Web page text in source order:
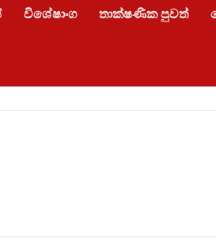
විශේෂාංග තාක්ෂණික පුවත්